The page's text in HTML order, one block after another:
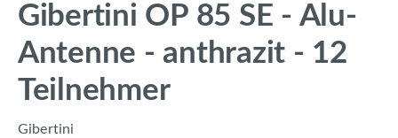
Gibertini OP 85 SE - Alu-
Antenne - anthrazit - 12
Teilnehmer
Gibertini